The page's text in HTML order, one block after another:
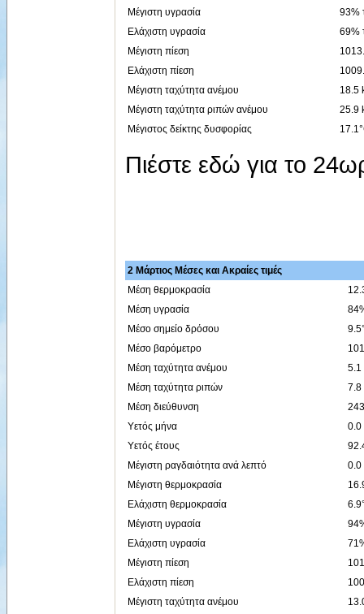
Μέγιστη υγρασία
93%
Ελάχιστη υγρασία
69%
Μέγιστη πίεση
Ελάχιστη πίεση
Μέγιστη ταχύτητα ανέμου
18.5
Μέγιστη ταχύτητα ριπών ανέμου
25.9
Μέγιστος δείκτης δυσφορίας
Πιέστε εδώ για το
2 Μάρτιος Μέσες και Ακραίες τιμές
Μέση θερμοκρασία
Μέση υγρασία
Μέσο σημείο δρόσου
Μέσο βαρόμετρο
Μέση ταχύτητα ανέμου
5.1
Μέση ταχύτητα ριπών
7.8
Μέση διεύθυνση
Υετός μήνα
0.0
Υετός έτους
Μέγιστη ραγδαιότητα ανά λεπτό
0.0
Μέγιστη θερμοκρασία
Ελάχιστη θερμοκρασία
Μέγιστη υγρασία
Ελάχιστη υγρασία
Μέγιστη πίεση
Ελάχιστη πίεση
Μέγιστη ταχύτητα ανέμου